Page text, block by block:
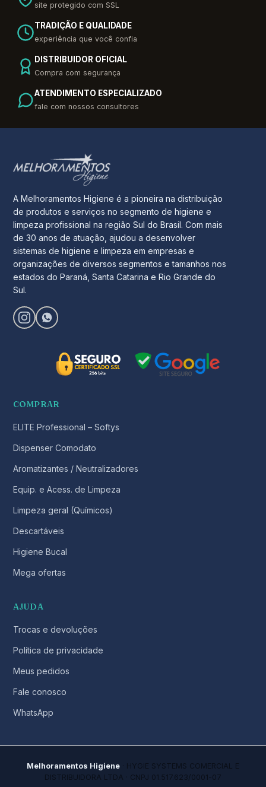
site protegido com SSL
TRADIÇÃO E QUALIDADE
experiência que você confia
DISTRIBUIDOR OFICIAL
Compra com segurança
ATENDIMENTO ESPECIALIZADO
fale com nossos consultores
A Melhoramentos Higiene é a pioneira na distribuição
de produtos e serviços no segmento de higiene e
limpeza profissional na região Sul do Brasil. Com mais
de 30 anos de atuação, ajudou a desenvolver
sistemas de higiene e limpeza em empresas e
organizações de diversos segmentos e tamanhos nos
estados do Paraná, Santa Catarina e Rio Grande do
Sul.
COMPRAR
ELITE Professional – Softys
Dispenser Comodato
Aromatizantes / Neutralizadores
Equip. e Acess. de Limpeza
Limpeza geral (Químicos)
Descartáveis
Higiene Bucal
Mega ofertas
AJUDA
Trocas e devoluções
Política de privacidade
Meus pedidos
Fale conosco
WhatsApp
Melhoramentos Higiene · HYGIE SYSTEMS COMERCIAL E
DISTRIBUIDORA LTDA · CNPJ 01.517.623/0001-07